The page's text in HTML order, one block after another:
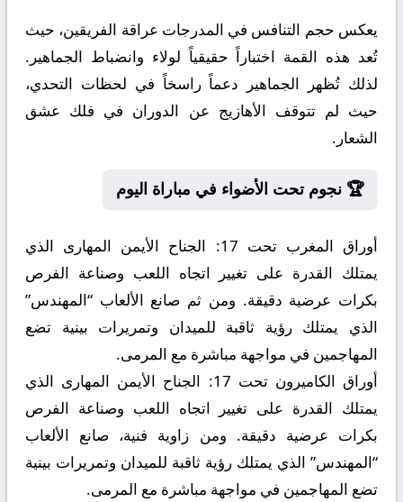
يعكس حجم التنافس في المدرجات عراقة الفريقين، حيث
تُعد هذه القمة اختباراً حقيقياً لولاء وانضباط الجماهير.
لذلك تُظهر الجماهير دعماً راسخاً في لحظات التحدي،
حيث لم تتوقف الأهازيج عن الدوران في فلك عشق
الشعار.
🏆 نجوم تحت الأضواء في مباراة اليوم
أوراق المغرب تحت 17:
الجناح الأيمن المهارى الذي
يمتلك القدرة على تغيير اتجاه اللعب وصناعة الفرص
بكرات عرضية دقيقة. ومن ثم صانع الألعاب “المهندس”
الذي يمتلك رؤية ثاقبة للميدان وتمريرات بينية تضع
المهاجمين في مواجهة مباشرة مع المرمى.
أوراق الكاميرون تحت 17:
الجناح الأيمن المهارى الذي
يمتلك القدرة على تغيير اتجاه اللعب وصناعة الفرص
بكرات عرضية دقيقة. ومن زاوية فنية، صانع الألعاب
“المهندس” الذي يمتلك رؤية ثاقبة للميدان وتمريرات بينية
تضع المهاجمين في مواجهة مباشرة مع المرمى.